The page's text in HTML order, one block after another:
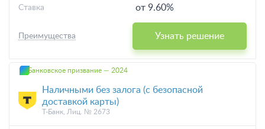
от 9.60%
Ставка
Узнать решение
Преимущества
Банковское призвание — 2024
Наличными без залога (с безопасной
доставкой карты)
Т-Банк, Лиц. № 2673